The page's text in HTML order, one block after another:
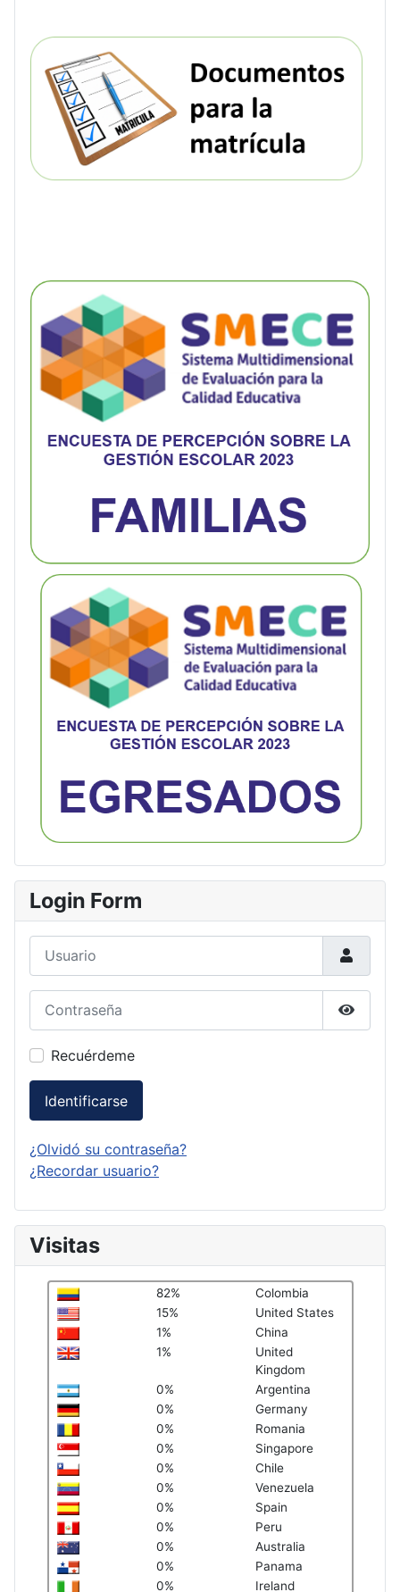
Login Form
Recuérdeme
Identificarse
¿Olvidó su contraseña?
¿Recordar usuario?
Visitas
82%
Colombia
15%
United States
1%
China
1%
United
Kingdom
0%
Argentina
0%
Germany
0%
Romania
0%
Singapore
0%
Chile
0%
Venezuela
0%
Spain
0%
Peru
0%
Australia
0%
Panama
0%
Ireland